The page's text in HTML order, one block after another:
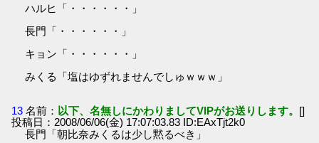
ハルヒ「・・・・・・」
長門「・・・・・・」
キョン「・・・・・・」
みくる「塩はゆずれませんでしゅｗｗｗ」
13 名前： 以下、名無しにかわりましてVIPがお送りします。 []
投稿日：2008/06/06(金) 17:07:03.83 ID:EAxTjt2k0
長門「朝比奈みくるは少し黙るべき」